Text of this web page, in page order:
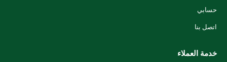
حسابي
اتصل بنا
خدمة العملاء